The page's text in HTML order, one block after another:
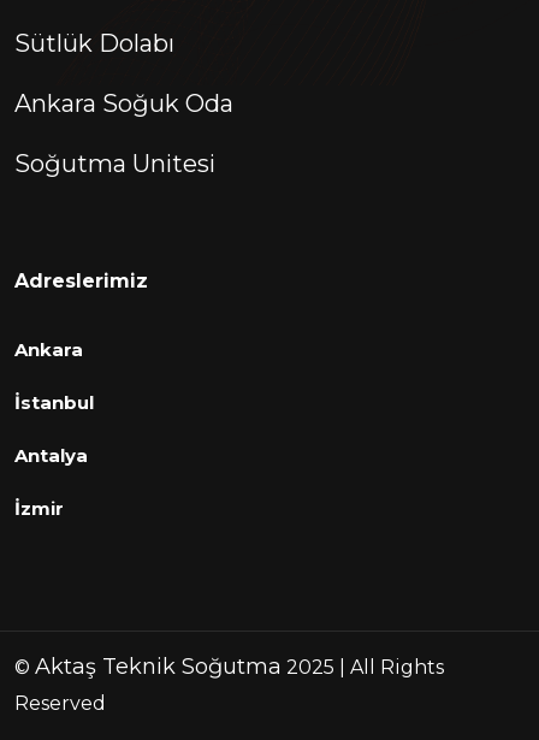
Sütlük Dolabı
Ankara Soğuk Oda
Soğutma Unitesi
Adreslerimiz
Ankara
İstanbul
Antalya
İzmir
© Aktaş Teknik Soğutma 2025 | All Rights
Reserved